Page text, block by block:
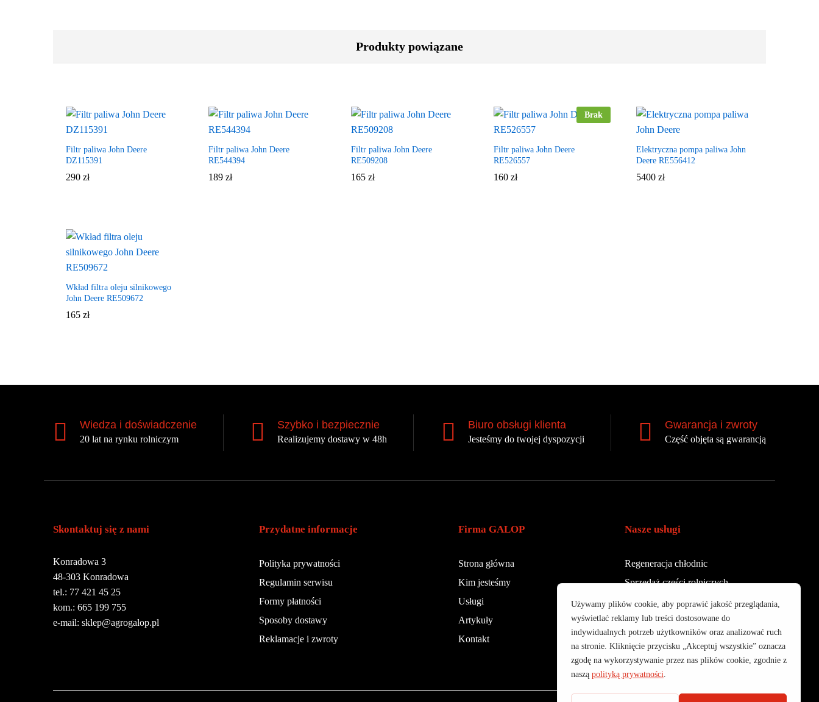
Produkty powiązane
Filtr paliwa John Deere
DZ115391
290 zł
Filtr paliwa John Deere
RE544394
189 zł
Filtr paliwa John Deere
RE509208
165 zł
Brak
Filtr paliwa John Deere
RE526557
160 zł
Elektryczna pompa paliwa John
Deere RE556412
5400 zł
Wkład filtra oleju silnikowego
John Deere RE509672
165 zł
Wiedza i doświadczenie
20 lat na rynku rolniczym
Szybko i bezpiecznie
Realizujemy dostawy w 48h
Biuro obsługi klienta
Jesteśmy do twojej dyspozycji
Gwarancja i zwroty
Część objęta są gwarancją
Skontaktuj się z nami
Konradowa 3
48-303 Konradowa
tel.: 77 421 45 25
kom.: 665 199 755
e-mail: sklep@agrogalop.pl
Przydatne informacje
Polityka prywatności
Regulamin serwisu
Formy płatności
Sposoby dostawy
Reklamacje i zwroty
Firma GALOP
Strona główna
Kim jesteśmy
Usługi
Artykuły
Kontakt
Nasze usługi
Regeneracja chłodnic
Sprzedaż części rolniczych
Regeneracja turbosprężarek
Regeneracja sprężarek powietrza
Kontrola i regeneracja wtryskiwaczy